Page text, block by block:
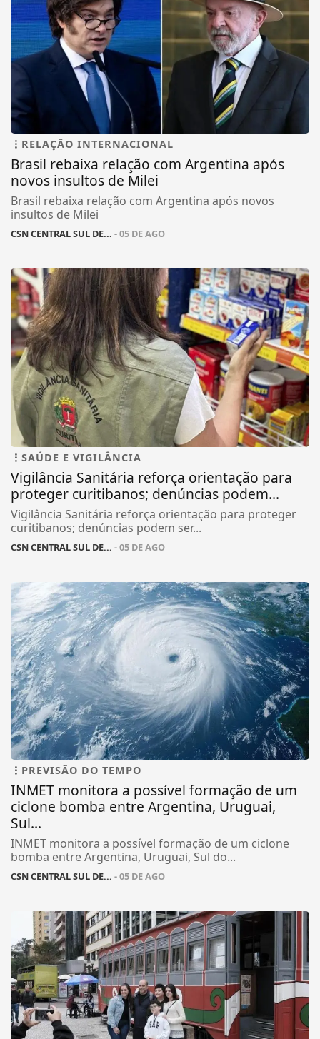
RELAÇÃO INTERNACIONAL
Brasil rebaixa relação com Argentina após
novos insultos de Milei
Brasil rebaixa relação com Argentina após novos
insultos de Milei
CSN CENTRAL SUL DE... - 05 DE AGO
SAÚDE E VIGILÂNCIA
Vigilância Sanitária reforça orientação para
proteger curitibanos; denúncias podem...
Vigilância Sanitária reforça orientação para proteger
curitibanos; denúncias podem ser...
CSN CENTRAL SUL DE... - 05 DE AGO
PREVISÃO DO TEMPO
INMET monitora a possível formação de um
ciclone bomba entre Argentina, Uruguai,
Sul...
INMET monitora a possível formação de um ciclone
bomba entre Argentina, Uruguai, Sul do...
CSN CENTRAL SUL DE... - 05 DE AGO